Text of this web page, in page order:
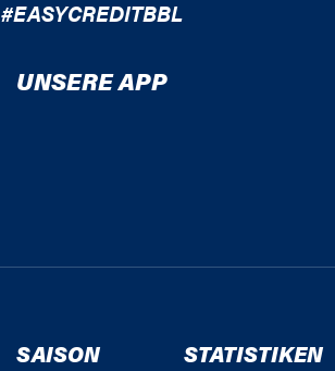
#EASYCREDITBBL
UNSERE APP
SAISON STATISTIKEN